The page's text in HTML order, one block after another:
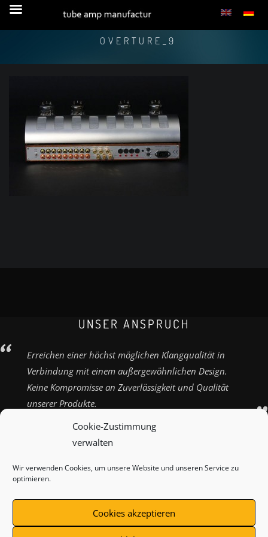
Cookie-Zustimmung
verwalten
Wir verwenden Cookies, um unsere Website und unseren Service zu
optimieren.
Cookies akzeptieren
OVERTURE_9
UNSER ANSPRUCH
Erreichen einer höchst möglichen Klangqualität in
Verbindung mit einem außergewöhnlichen Design.
Keine Kompromisse an Zuverlässigkeit und Qualität
unserer Produkte.
ZAHLUNGSARTEN
IMPRESSUM
AGB
WIDERRUFSBELEHRUNG
DATENSCHUTZ
COOKIE-RICHTLINIE (EU)